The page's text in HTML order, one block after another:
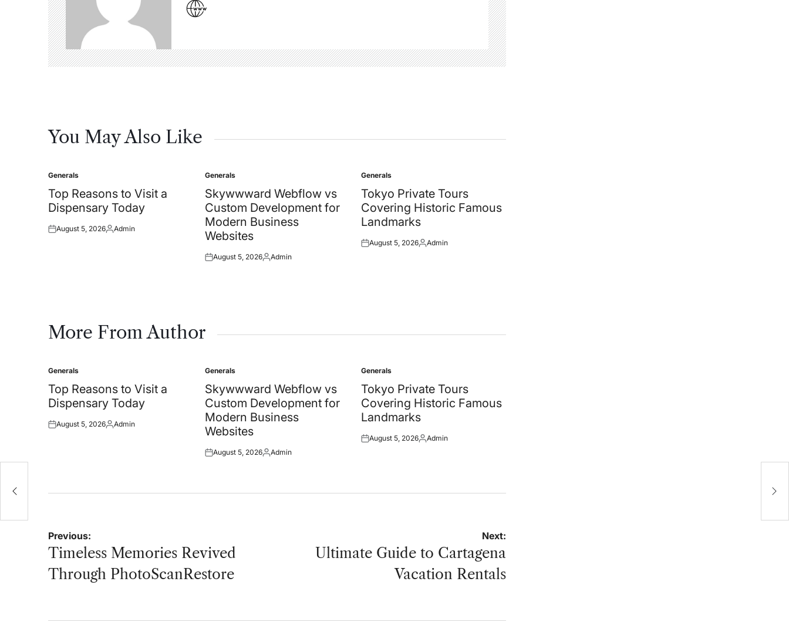
You May Also Like
Posted
in
Generals
Top Reasons to Visit a
Dispensary Today
Posted
August 5, 2026Posted
Admin
Posted
in
Generals
Skywwward Webflow vs
Custom Development for
Modern Business
Websites
Posted
August 5, 2026Posted
Admin
Posted
in
Generals
Tokyo Private Tours
Covering Historic Famous
Landmarks
Posted
August 5, 2026Posted
Admin
More From Author
Posted
in
Generals
Top Reasons to Visit a
Dispensary Today
Posted
August 5, 2026Posted
Admin
Posted
in
Generals
Skywwward Webflow vs
Custom Development for
Modern Business
Websites
Posted
August 5, 2026Posted
Admin
Posted
in
Generals
Tokyo Private Tours
Covering Historic Famous
Landmarks
Posted
August 5, 2026Posted
Admin
Post
navigation
Previous:
Timeless Memories Revived
Through PhotoScanRestore
Next:
Ultimate Guide to Cartagena
Vacation Rentals